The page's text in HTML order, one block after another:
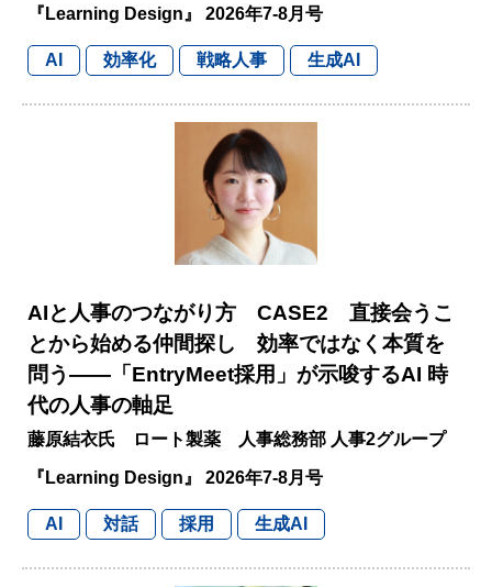
『Learning Design』 2026年7-8月号
AI 効率化 戦略人事 生成AI
AIと人事のつながり方 CASE2 直接会うこ
とから始める仲間探し 効率ではなく本質を
問う――「EntryMeet採用」が示唆するAI 時
代の人事の軸足
藤原結衣氏 ロート製薬 人事総務部 人事2グループ
『Learning Design』 2026年7-8月号
AI 対話 採用 生成AI